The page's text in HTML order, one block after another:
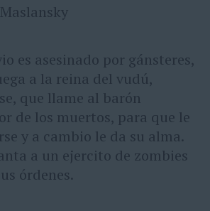
es asesinado por gánsteres,
a la reina del vudú,
que llame al barón
de los muertos, para que le
y a cambio le da su alma.
a un ejercito de zombies
órdenes.